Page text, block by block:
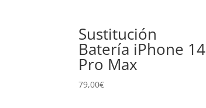
Sustitución
Batería iPhone 14
Pro Max
79,00€